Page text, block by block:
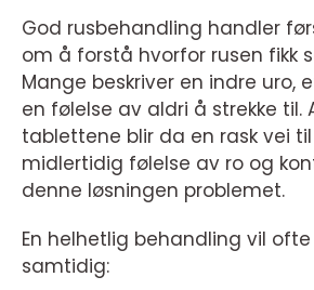
God rusbehandling handler
om å forstå hvorfor rusen fikk
Mange beskriver en indre uro,
en følelse av aldri å strekke til.
tablettene blir da en rask vei
midlertidig følelse av ro og
denne løsningen problemet.
En helhetlig behandling vil
samtidig: